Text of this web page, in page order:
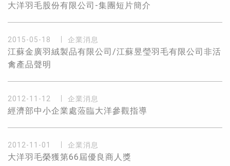
大洋羽毛股份有限公司-集團短片簡介
2015-05-18 企業消息
江蘇金廣羽絨製品有限公司/江蘇昱瑩羽毛有限公司非活
禽產品聲明
2012-11-12 企業消息
經濟部中小企業處蒞臨大洋參觀指導
2012-11-01 企業消息
大洋羽毛榮獲第66屆優良商人獎